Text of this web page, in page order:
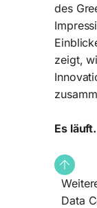
des
zeigt,
Es
Data